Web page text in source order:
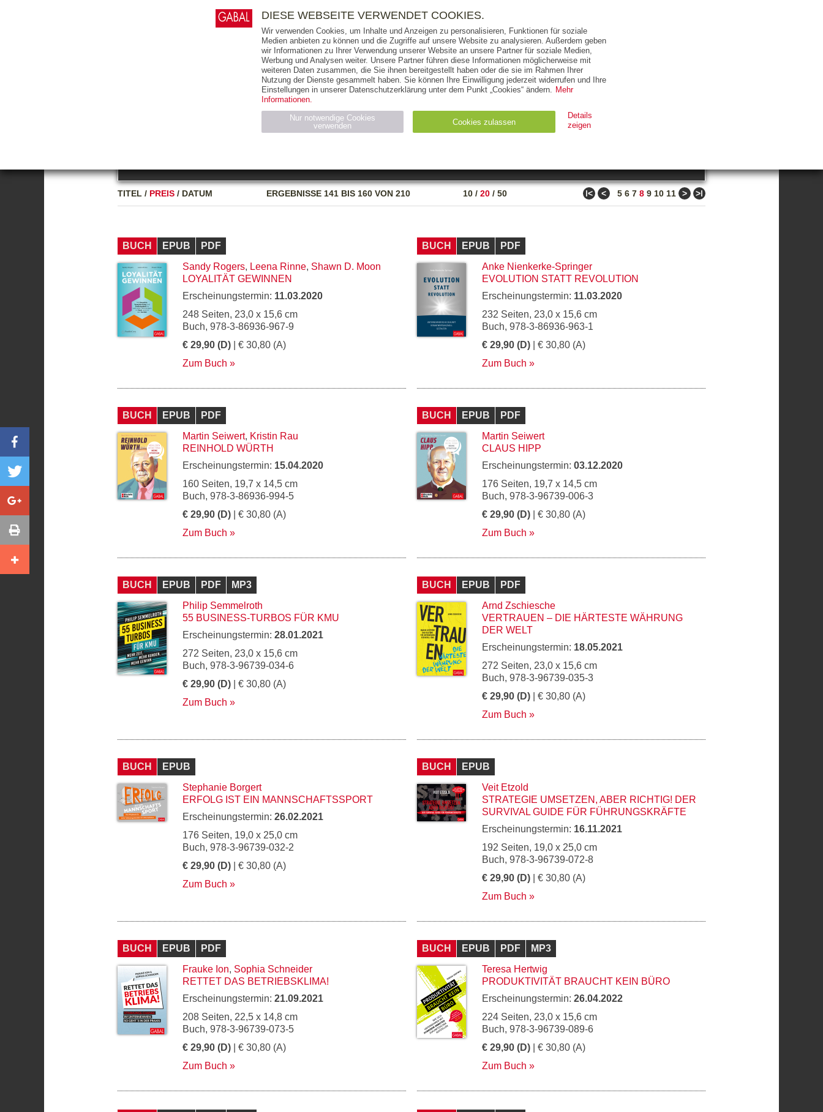
AUSGABEART AUS DER REIHE ZUM THEMA
TITEL / PREIS / DATUM ERGEBNISSE141 BIS 160 VON 210 10 / 20 / 50 ǀ< < 5 6 7 8 9 10 11 > >ǀ
BUCH EPUB
PDF
Sandy Rogers, Leena Rinne, Shawn D. Moon
LOYALITÄT GEWINNEN
Erscheinungstermin: 11.03.2020
248 Seiten, 23,0 x 15,6 cm
Buch, 978-3-86936-967-9
€ 29,90 (D) | € 30,80 (A)
Zum Buch
BUCH EPUB
PDF
Anke Nienkerke-Springer
EVOLUTION STATT REVOLUTION
Erscheinungstermin: 11.03.2020
232 Seiten, 23,0 x 15,6 cm
Buch, 978-3-86936-963-1
€ 29,90 (D) | € 30,80 (A)
Zum Buch
BUCH EPUB
PDF
Martin Seiwert, Kristin Rau
REINHOLD WÜRTH
Erscheinungstermin: 15.04.2020
160 Seiten, 19,7 x 14,5 cm
Buch, 978-3-86936-994-5
€ 29,90 (D) | € 30,80 (A)
Zum Buch
BUCH EPUB
PDF
Martin Seiwert
CLAUS HIPP
Erscheinungstermin: 03.12.2020
176 Seiten, 19,7 x 14,5 cm
Buch, 978-3-96739-006-3
€ 29,90 (D) | € 30,80 (A)
Zum Buch
BUCH EPUB PDF
MP3
Philip Semmelroth
55 BUSINESS-TURBOS FÜR KMU
Erscheinungstermin: 28.01.2021
272 Seiten, 23,0 x 15,6 cm
Buch, 978-3-96739-034-6
€ 29,90 (D) | € 30,80 (A)
Zum Buch
BUCH EPUB
PDF
Arnd Zschiesche
VERTRAUEN – DIE HÄRTESTE WÄHRUNG
DER WELT
Erscheinungstermin: 18.05.2021
272 Seiten, 23,0 x 15,6 cm
Buch, 978-3-96739-035-3
€ 29,90 (D) | € 30,80 (A)
Zum Buch
BUCH
EPUB
Stephanie Borgert
ERFOLG IST EIN MANNSCHAFTSSPORT
Erscheinungstermin: 26.02.2021
176 Seiten, 19,0 x 25,0 cm
Buch, 978-3-96739-032-2
€ 29,90 (D) | € 30,80 (A)
Zum Buch
BUCH
EPUB
Veit Etzold
STRATEGIE UMSETZEN, ABER RICHTIG! DER
SURVIVAL GUIDE FÜR FÜHRUNGSKRÄFTE
Erscheinungstermin: 16.11.2021
192 Seiten, 19,0 x 25,0 cm
Buch, 978-3-96739-072-8
€ 29,90 (D) | € 30,80 (A)
Zum Buch
BUCH EPUB
PDF
Frauke Ion, Sophia Schneider
RETTET DAS BETRIEBSKLIMA!
Erscheinungstermin: 21.09.2021
208 Seiten, 22,5 x 14,8 cm
Buch, 978-3-96739-073-5
€ 29,90 (D) | € 30,80 (A)
Zum Buch
BUCH EPUB PDF
MP3
Teresa Hertwig
PRODUKTIVITÄT BRAUCHT KEIN BÜRO
Erscheinungstermin: 26.04.2022
224 Seiten, 23,0 x 15,6 cm
Buch, 978-3-96739-089-6
€ 29,90 (D) | € 30,80 (A)
Zum Buch
E-BOOKS AUDIO-CDS MP3 NON-BOOKS
THEMEN AUTOREN VERLAG
RIGHTS PRESSE HANDEL FÜR UNTERNEHMEN
DIESE WEBSEITE VERWENDET COOKIES.
Wir verwenden Cookies, um Inhalte und Anzeigen zu personalisieren, Funktionen für soziale
Medien anbieten zu können und die Zugriffe auf unsere Website zu analysieren. Außerdem geben
wir Informationen zu Ihrer Verwendung unserer Website an unsere Partner für soziale Medien,
Werbung und Analysen weiter. Unsere Partner führen diese Informationen möglicherweise mit
weiteren Daten zusammen, die Sie ihnen bereitgestellt haben oder die sie im Rahmen Ihrer
Nutzung der Dienste gesammelt haben. Sie können Ihre Einwilligung jederzeit widerrufen und Ihre
Einstellungen in unserer Datenschutzerklärung unter dem Punkt „Cookies“ ändern. Mehr
Informationen.
Nur notwendige Cookies
verwenden
Cookies zulassen
Details
zeigen
Name Anbieter Zweck Ablauf
Typ
CMS_SESSION_ID
gabal-
Wird für die Speicherung der Benutzer-Session verwendet HTTP